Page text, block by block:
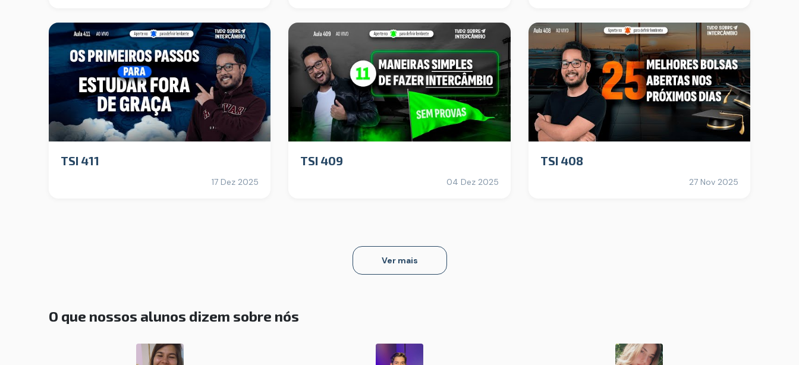
TSI 411
17 Dez 2025
TSI 409
04 Dez 2025
TSI 408
27 Nov 2025
Ver mais
O que nossos alunos dizem sobre nós